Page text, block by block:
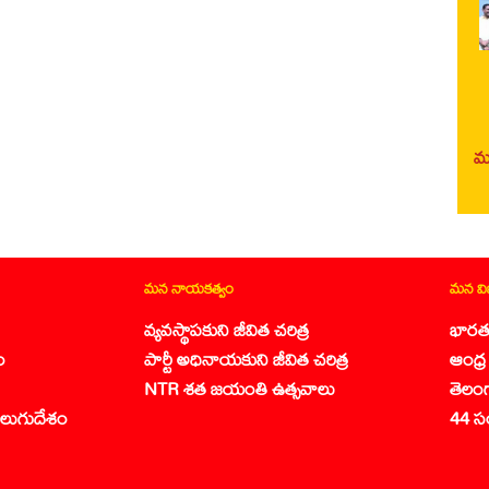
మన నాయకత్వం
వ్యవస్థాపకుని జీవిత చరిత్ర
పార్టీ అధినాయకుని జీవిత చరిత్ర
NTR శత జయంతి ఉత్సవాలు
మన
44